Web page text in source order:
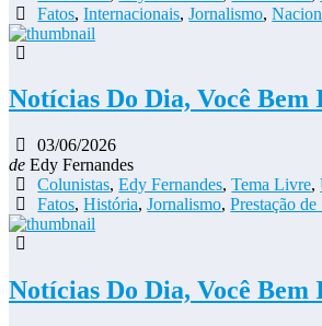
Fatos,Internacionais,Jornalismo,
Notícias Do Dia, Você Bem
03/06/2026
de Edy Fernandes
Colunistas,Edy Fernandes,Tema Livre,
Fatos,História,Jornalismo,Prestação
Notícias Do Dia, Você Bem